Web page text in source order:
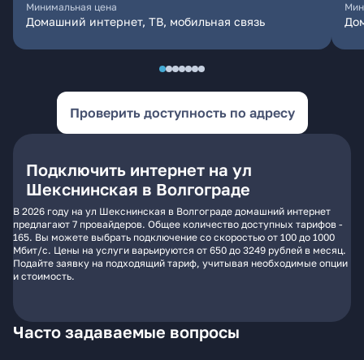
Минимальная цена
Домашний интернет, ТВ, мобильная связь
Проверить доступность по адресу
Подключить интернет на ул
Шекснинская в Волгограде
В 2026 году на ул Шекснинская в Волгограде домашний интернет
предлагают 7 провайдеров. Общее количество доступных тарифов -
165. Вы можете выбрать подключение со скоростью от 100 до 1000
Мбит/с. Цены на услуги варьируются от 650 до 3249 рублей в месяц.
Подайте заявку на подходящий тариф, учитывая необходимые опции
и стоимость.
Часто задаваемые вопросы